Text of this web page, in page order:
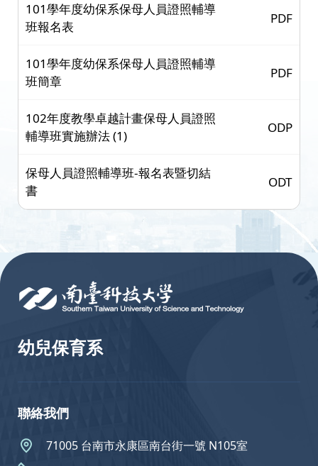
101學年度幼保系保母人員證照輔導
班報名表
PDF
101學年度幼保系保母人員證照輔導
班簡章
PDF
102年度教學卓越計畫保母人員證照
輔導班實施辦法 (1)
ODP
保母人員證照輔導班-報名表暨切結
書
ODT
幼兒保育系
聯絡我們
71005 台南市永康區南台街一號 N105室